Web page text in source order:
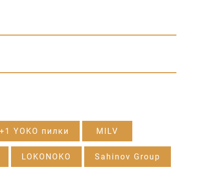
YOKO пилки MILV
LOKONOKO Sahinov Group